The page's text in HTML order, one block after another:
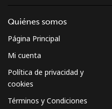
Quiénes somos
Página Principal
Mi cuenta
Política de privacidad y
cookies
Términos y Condiciones